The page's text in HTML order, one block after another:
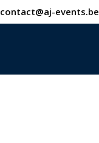
contact@aj-events.be